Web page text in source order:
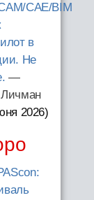
CAE/BIM
в
Не
—
2026)